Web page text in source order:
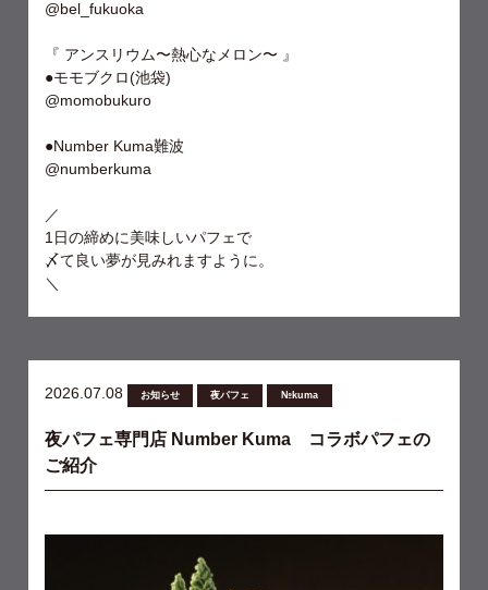
@bel_fukuoka
『 アンスリウム〜熱心なメロン〜 』
●モモブクロ(池袋)
@momobukuro
●Number Kuma難波
@numberkuma
／
1日の締めに美味しいパフェで
〆て良い夢が見みれますように。
＼
2026.07.08 お知らせ 夜パフェ №kuma
夜パフェ専門店 Number Kuma コラボパフェの
ご紹介